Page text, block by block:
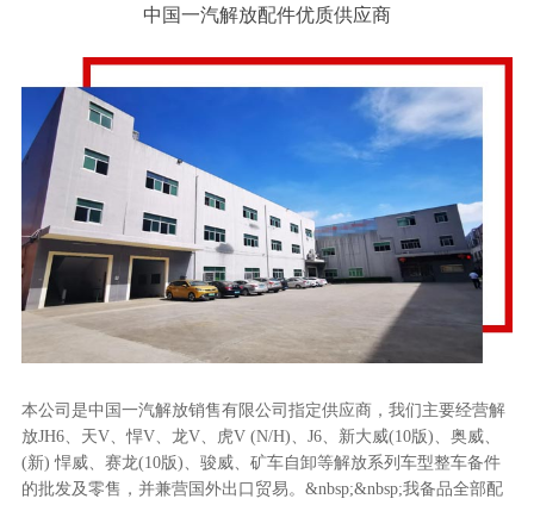
中国一汽解放配件优质供应商
本公司是中国一汽解放销售有限公司指定供应商，我们主要经营解
放JH6、天V、悍V、龙V、虎V (N/H)、J6、新大威(10版)、奥威、
(新) 悍威、赛龙(10版)、骏威、矿车自卸等解放系列车型整车备件
的批发及零售，并兼营国外出口贸易。&nbsp;&nbsp;我备品全部配